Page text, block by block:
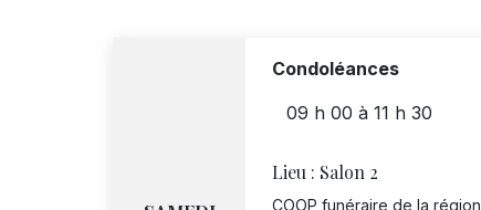
Condoléances
09 h 00 à 11 h 30
Lieu : Salon 2
COOP funéraire de la région